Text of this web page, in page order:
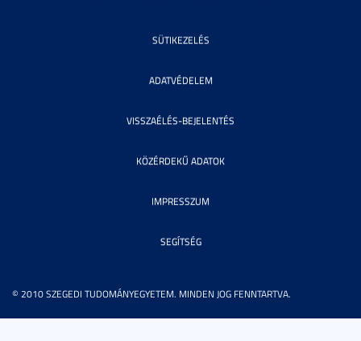
© 2010 SZEGEDI TUDOMÁNYEGYETEM. MINDEN JOG FENNTARTVA.
SÜTIKEZELÉS
ADATVÉDELEM
VISSZAÉLÉS-BEJELENTÉS
KÖZÉRDEKŰ ADATOK
IMPRESSZUM
SEGÍTSÉG